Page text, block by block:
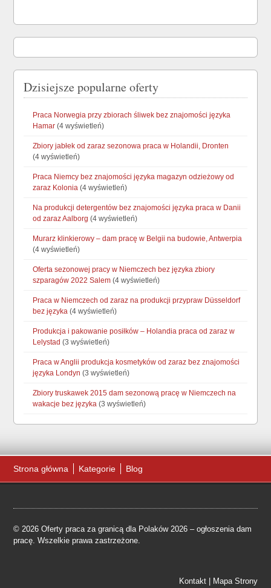
Dzisiejsze popularne oferty
Praca Norwegia przy zbiorach śliwek bez znajomości języka
Hamar (4 wyświetleń)
Zbiory jabłek od zaraz sezonowa praca w Holandii, Dronten
(4 wyświetleń)
Praca Niemcy bez znajomości języka magazyn odzieżowy od
zaraz Kolonia (4 wyświetleń)
Na produkcji detergentów bez znajomości języka praca w Danii
od zaraz Aalborg (4 wyświetleń)
Murarz klinkierowy – dam pracę w Belgii na budowie, Antwerpia
(4 wyświetleń)
Oferta sezonowej pracy w Niemczech bez języka zbiory
szparagów 2022 Salem (4 wyświetleń)
Praca w Niemczech od zaraz na produkcji przypraw Düsseldorf
bez języka (4 wyświetleń)
Produkcja i pakowanie posiłków – Holandia praca od zaraz w
Lelystad (3 wyświetleń)
Praca w Anglii produkcja kosmetyków od zaraz bez znajomości
języka Londyn (3 wyświetleń)
Zbiory truskawek 2015 dam sezonową pracę w Niemczech na
wakacje bez języka (3 wyświetleń)
Strona główna Kategorie Blog
© 2026 Oferty praca za granicą dla Polaków 2026 – ogłoszenia dam
pracę. Wszelkie prawa zastrzeżone.
Kontakt| Mapa Strony